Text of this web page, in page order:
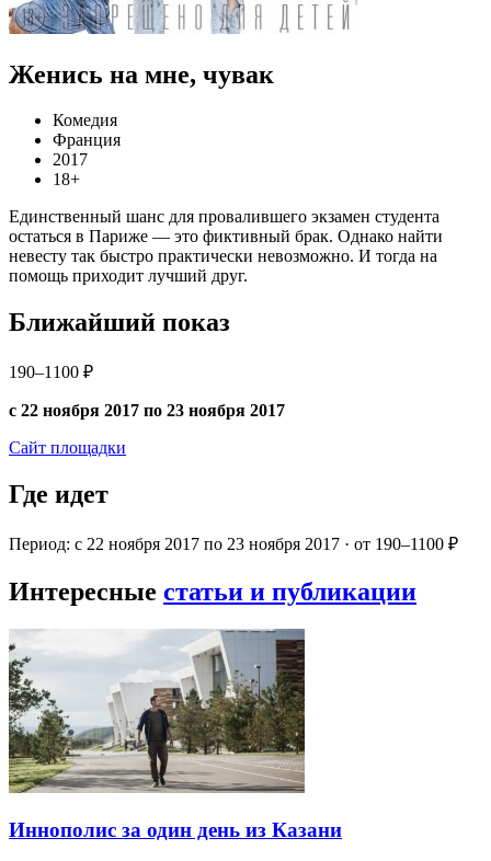
Женись на мне, чувак
Комедия
Франция
2017
18+
Единственный шанс для провалившего экзамен студента
остаться в Париже — это фиктивный брак. Однако найти
невесту так быстро практически невозможно. И тогда на
помощь приходит лучший друг.
Ближайший показ
190–1100 ₽
с 22 ноября 2017 по 23 ноября 2017
Сайт площадки
Где идет
Период: с 22 ноября 2017 по 23 ноября 2017 · от 190–1100 ₽
Интересные статьи и публикации
Иннополис за один день из Казани